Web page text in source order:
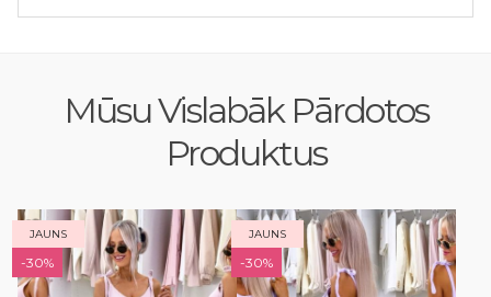
Mūsu Vislabāk Pārdotos
Produktus
JAUNS
-30%
JAUNS
-30%